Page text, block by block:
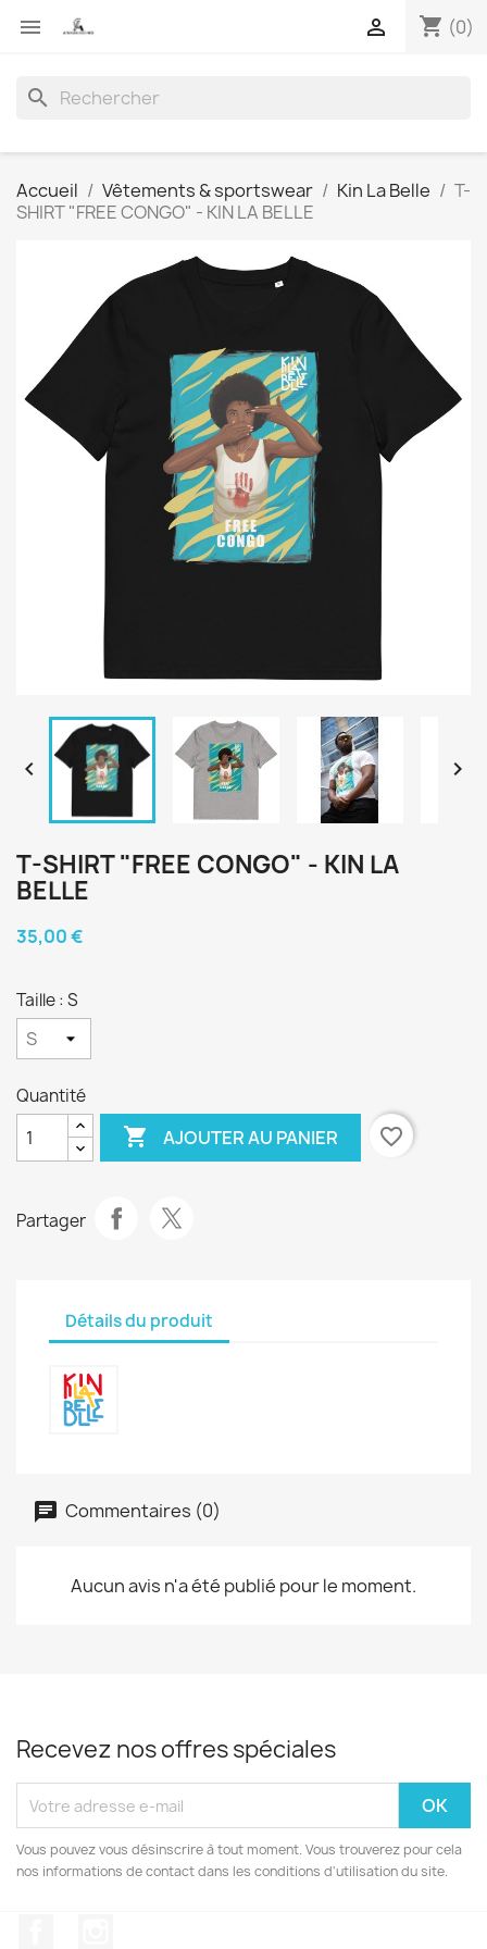
 shopping_cart (0)

search
Accueil Vêtements & sportswear Kin La Belle
T-
SHIRT "FREE CONGO" - KIN LA BELLE
 
T-SHIRT "FREE CONGO" - KIN LA
BELLE
35,00 €
Taille : S
Quantité
 AJOUTER AU PANIER favorite_border
Partager
Détails du produit
Commentaires (0)
Aucun avis n'a été publié pour le moment.
Recevez nos offres spéciales
Vous pouvez vous désinscrire à tout moment. Vous trouverez pour cela
nos informations de contact dans les conditions d'utilisation du site.